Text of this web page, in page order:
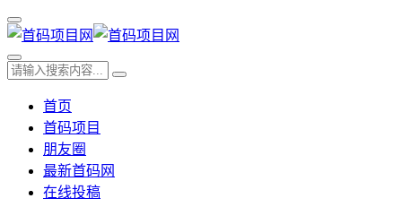
首页
首码项目
朋友圈
最新首码网
在线投稿